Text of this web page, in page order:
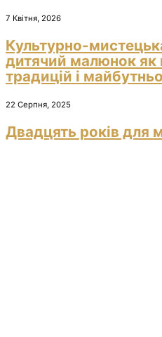
7 Квітня, 2026
Культурно-
дитячий малюнок як
традицій і
22 Серпня, 2025
Двадцять років для